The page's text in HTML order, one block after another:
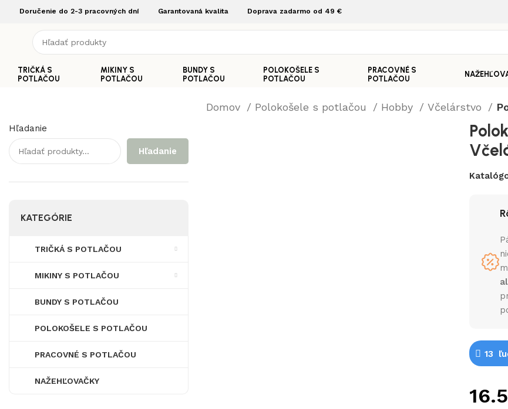
Doručenie do 2-3 pracovných dní Garantovaná kvalita Doprava zadarmo od 49 €
TRIČKÁ S
POTLAČOU
MIKINY S
POTLAČOU
BUNDY S
POTLAČOU
POLOKOŠELE S
POTLAČOU
PRACOVNÉ S
POTLAČOU
Domov Polokošele s potlačou Hobby Včelárstvo
Hľadanie
Hľadanie
KATEGÓRIE
TRIČKÁ S POTLAČOU
MIKINY S POTLAČOU
BUNDY S POTLAČOU
POLOKOŠELE S POTLAČOU
PRACOVNÉ S POTLAČOU
NAŽEHĽOVAČKY
13